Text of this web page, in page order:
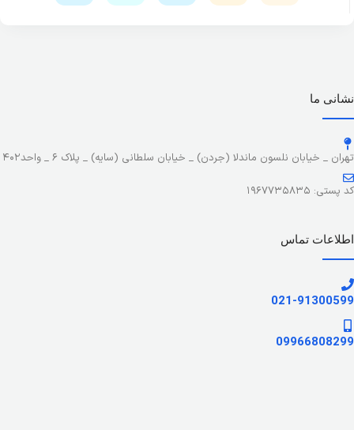
نشانی ما
تهران _ خیابان نلسون ماندلا (جردن) _ خیابان سلطانی (سایه) _ پلاک ۶ _ واحد۴۰۲
کد پستی: ۱۹۶۷۷۳۵۸۳۵
اطلاعات تماس
021-91300599
09966808299